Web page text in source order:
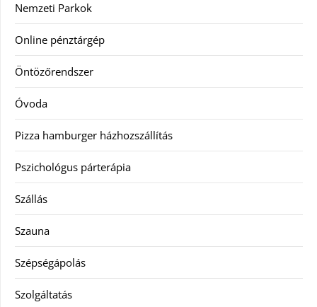
Nemzeti Parkok
Online pénztárgép
Öntözőrendszer
Óvoda
Pizza hamburger házhozszállítás
Pszichológus párterápia
Szállás
Szauna
Szépségápolás
Szolgáltatás